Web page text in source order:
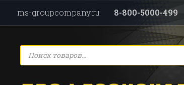
Перейти к содержимому
ms-groupcompany.ru 8-800-5000-499
Поиск
товаров